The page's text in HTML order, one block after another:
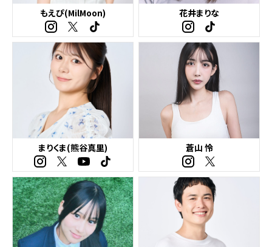
もえぴ(MilMoon) 花井まりな
まりくま(熊谷真里) 蒼山 怜